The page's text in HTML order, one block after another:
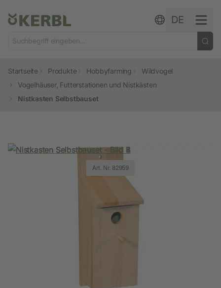
DE
Startseite Produkte Hobbyfarming
Wildvogel
Vogelhäuser, Futterstationen und Nistkästen
Nistkasten Selbstbauset
Art. Nr. 82959
Art. Nr. 82959
Art. Nr. 82959
Art. Nr. 82959
Art. Nr. 82959
Art. Nr. 82959